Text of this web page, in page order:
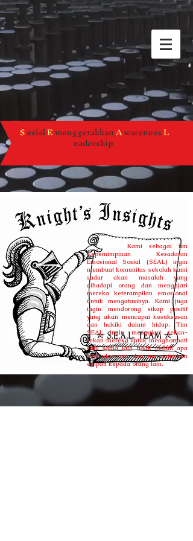
SosialEmenggerakkanAwarenessL
eadership
Kami sebagai tim
Kepemimpinan Kesadaran
Emosional Sosial (SEAL) ingin
membuat komunitas sekolah kami
sadar akan masalah yang
dihadapi orang dan mengajari
mereka keterampilan emosional
untuk mengatasinya. Kami juga
ingin mendorong sikap positif
yang akan mencapai kesuksesan
dan hakiki dalam hidup. Tim
SEAL ingin mengajari rekan-
rekan mereka untuk menghormati
satu sama lain tidak peduli apa
perbedaannya dan menunjukkan
empati kepada orang lain.